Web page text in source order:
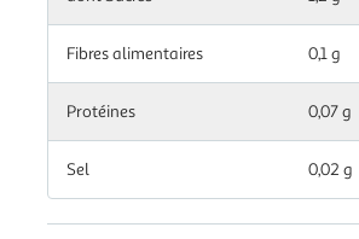
Fibres alimentaires 0,1 g
Protéines 0,07 g
Sel 0,02 g
dont Acides
gras saturés
7,00 %
Glucides 30,00 %
dont Sucres 22,00 %